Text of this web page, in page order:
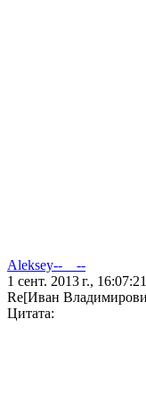
Aleksey--__--
1 сент. 2013 г., 16:07:21
Re[Иван
Цитата: